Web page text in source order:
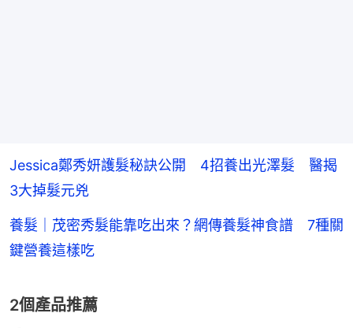
Jessica鄭秀妍護髮秘訣公開 4招養出光澤髮 醫揭
3大掉髮元兇
養髮｜茂密秀髮能靠吃出來？網傳養髮神食譜 7種關
鍵營養這樣吃
2個產品推薦